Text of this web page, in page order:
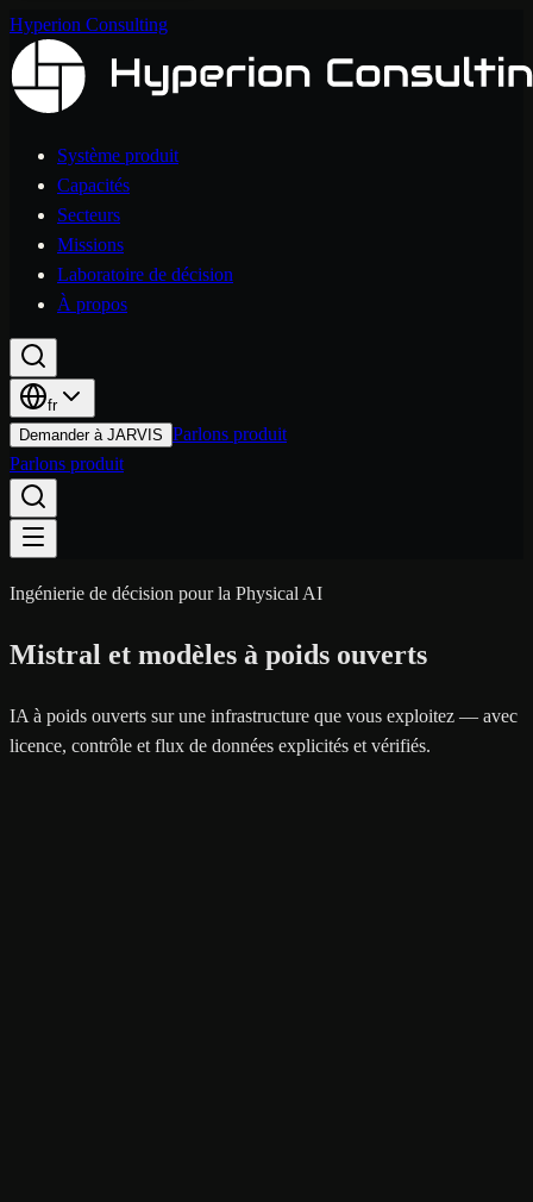
Hyperion Consulting
Système produit
Capacités
Secteurs
Missions
Laboratoire de décision
À propos
fr
Demander à JARVIS Parlons produit
Parlons produit
Ingénierie de décision pour la Physical AI
Mistral et modèles à poids ouverts
IA à poids ouverts sur une infrastructure que vous exploitez — avec
licence, contrôle et flux de données explicités et vérifiés.